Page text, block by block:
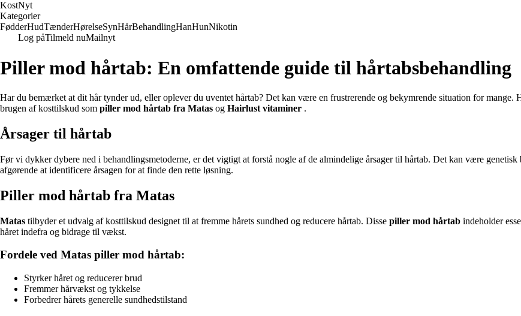
KostNyt
Kategorier
FødderHudTænderHørelseSynHårBehandlingHanHunNikotin
Log påTilmeld nuMailnyt
Piller mod hårtab: En omfattende guide til hårtabsbehandling
Har du bemærket at dit hår tynder ud, eller oplever du uventet hårtab? Det kan være en frustrerende og bekymrende situation for
brugen af kosttilskud som piller mod hårtab fra Matas og Hairlust vitaminer .
Årsager til hårtab
Før vi dykker dybere ned i behandlingsmetoderne, er det vigtigt at forstå nogle af de almindelige årsager til hårtab. Det kan være
afgørende at identificere årsagen for at finde den rette løsning.
Piller mod hårtab fra Matas
Matas tilbyder et udvalg af kosttilskud designet til at fremme hårets sundhed og reducere hårtab. Disse piller mod hårtab indeholder
håret indefra og bidrage til vækst.
Fordele ved Matas piller mod hårtab:
Styrker håret og reducerer brud
Fremmer hårvækst og tykkelse
Forbedrer hårets generelle sundhedstilstand